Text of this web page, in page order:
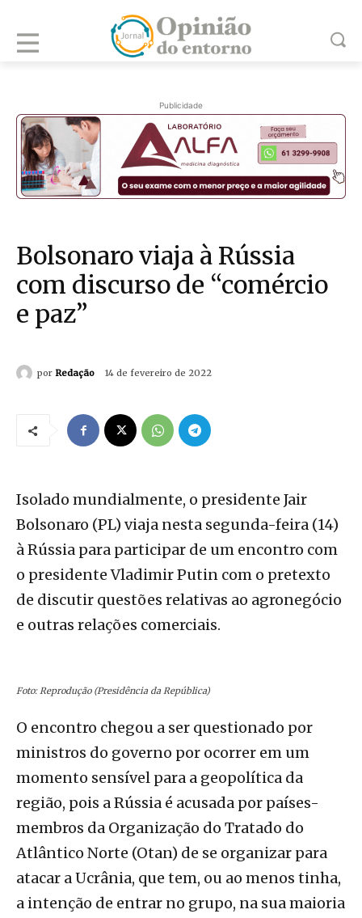
Publicidade
Bolsonaro viaja à Rússia
com discurso de “comércio
e paz”
por Redação 14 de fevereiro de 2022
Isolado mundialmente, o presidente Jair
Bolsonaro (PL) viaja nesta segunda-feira (14)
à Rússia para participar de um encontro com
o presidente Vladimir Putin com o pretexto
de discutir questões relativas ao agronegócio
e outras relações comerciais.
Foto: Reprodução (Presidência da República)
O encontro chegou a ser questionado por
ministros do governo por ocorrer em um
momento sensível para a geopolítica da
região, pois a Rússia é acusada por países-
membros da Organização do Tratado do
Atlântico Norte (Otan) de se organizar para
atacar a Ucrânia, que tem, ou ao menos tinha,
a intenção de entrar no grupo, na sua maioria